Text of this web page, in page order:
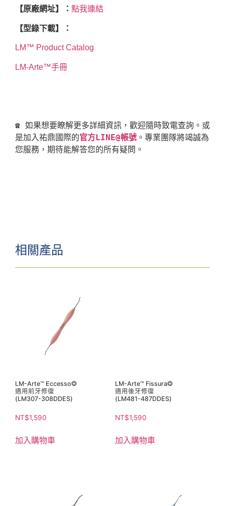
【原廠網址】： 點我連結
【型錄下載】：
LM™ Product Catalog
LM-Arte™手冊
☎ 如果想要瞭解更多詳細資訊，歡迎隨時致電查詢。或
是加入祐鼎國際的官方LINE@帳號 。專業團隊將竭誠為
相關產品
LM-Arte™ Eccesso❂
適用前牙修復
(LM307-308DDES)
NT$1,590
加入購物車
LM-Arte™ Fissura❂
適用後牙修復
(LM481-487DDES)
NT$1,590
加入購物車